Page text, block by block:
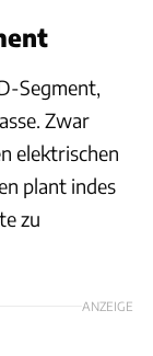
Segment,
Zwar
elektrischen
plant indes
zu
ANZEIGE